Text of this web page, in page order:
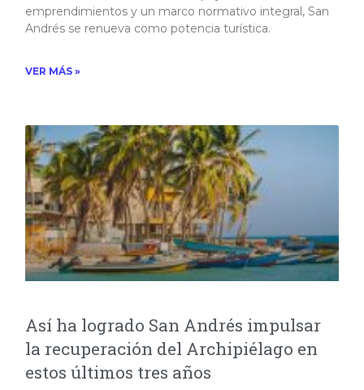
emprendimientos y un marco normativo integral, San
Andrés se renueva como potencia turística.
VER MÁS »
Así ha logrado San Andrés impulsar
la recuperación del Archipiélago en
estos últimos tres años